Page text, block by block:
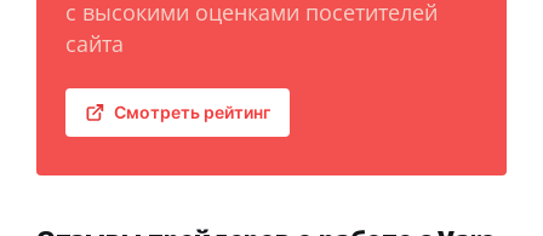
с высокими оценками посетителей
сайта
Смотреть рейтинг